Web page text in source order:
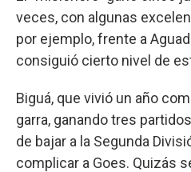
veces, con algunas
por ejemplo, frente a
consiguió cierto nivel de
Biguá, que vivió un año
garra, ganando tres
de bajar a la Segunda
complicar a Goes. Quizás